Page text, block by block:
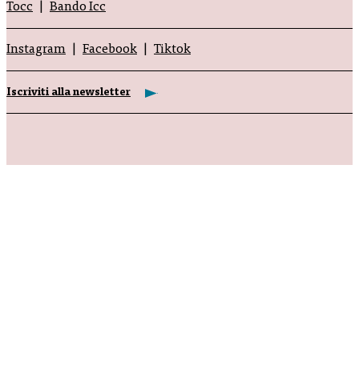
Tocc
Bando Icc
Instagram Facebook Tiktok
Iscriviti alla newsletter